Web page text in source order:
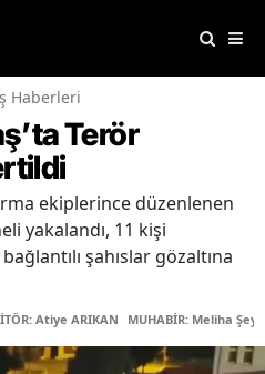
Haberleri
Terör
ekiplerince düzenlenen
yakalandı, 11 kişi
şahıslar gözaltına
Atiye ARIKAN MUHABİR: Meliha